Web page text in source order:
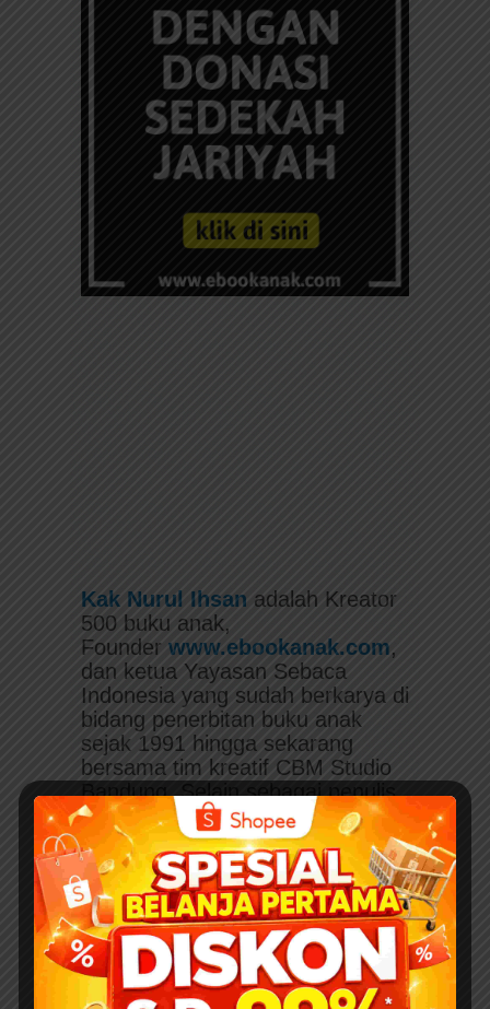
Kak Nurul Ihsan adalah Kreator
500 buku anak,
Founder www.ebookanak.com,
dan ketua Yayasan Sebaca
Indonesia yang sudah berkarya di
bidang penerbitan buku anak
sejak 1991 hingga sekarang
bersama tim kreatif CBM Studio
Bandung. Selain sebagai penulis,
komikus, ilustrator, desainer, dan
pegiat literasi, saat iniKak Nurul
Ihsanjuga menjadi inisiator
Program Sosial Edukasi Cerdas
Literasi dalam Gerakan Indonesia
Berbudi: Berbagi Buku Anak
Digital di www.ebookanak.com .
Profil dan karya bukuKak Nurul